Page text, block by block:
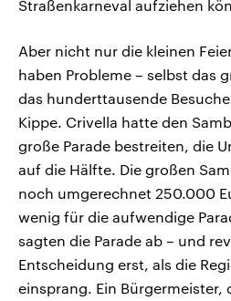
Straßenkarneval aufziehen
Aber nicht nur die kleinen
haben Probleme – selbst das
das hunderttausende
Kippe. Crivella hatte den
große Parade bestreiten, die
auf die Hälfte. Die großen
noch umgerechnet 250.000
wenig für die aufwendige
sagten die Parade ab – und
Entscheidung erst, als die
einsprang. Ein Bürgermeister,